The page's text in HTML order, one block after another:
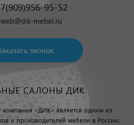
95-52
web@dik-mebel.ru
звонок
САЛОНЫ ДИК
компания «ДИК» является одним из
и производителей мебели в России.